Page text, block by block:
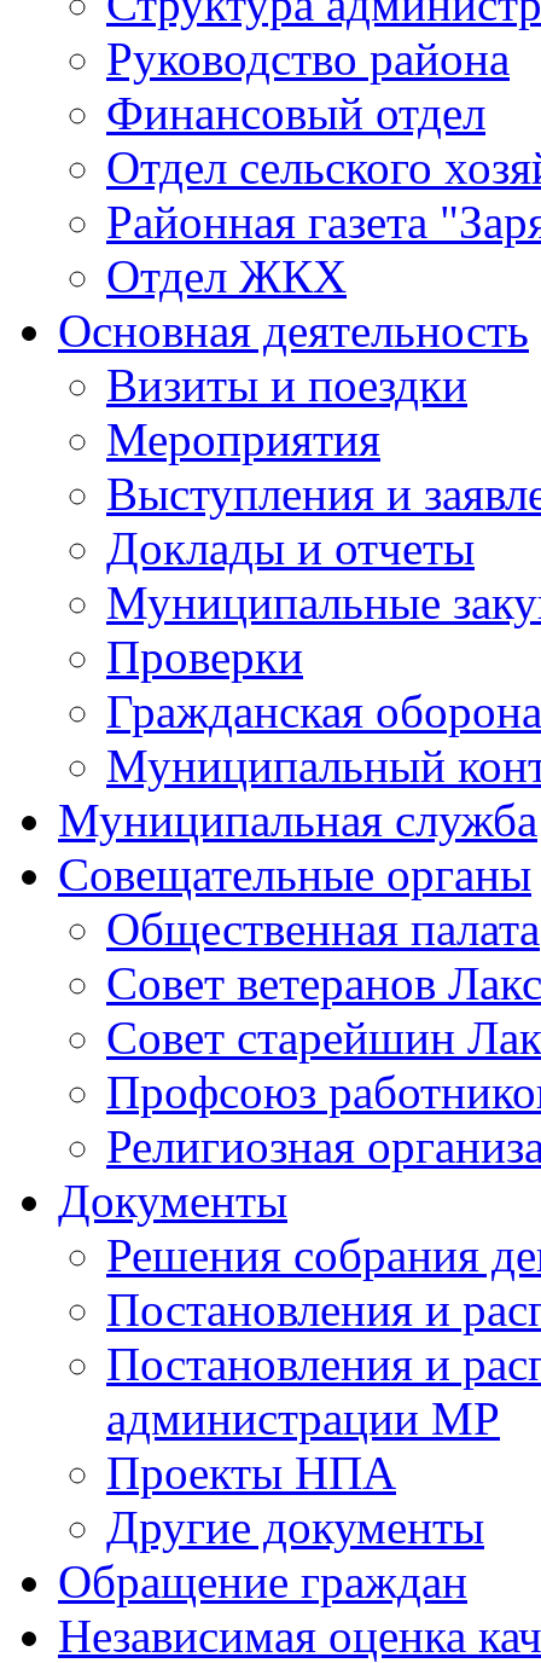
Руководство района
Финансовый отдел
Отдел сельского
Районная газета
Отдел ЖКХ
Основная деятельность
Визиты и поездки
Мероприятия
Выступления и
Доклады и отчеты
Муниципальные
Проверки
Гражданская
Муниципальный
Муниципальная служба
Совещательные органы
Общественная палата
Совет ветеранов
Совет старейшин
Профсоюз
Религиозная
Документы
Решения собрания
Постановления и
Постановления и
администрации МР
Проекты НПА
Другие документы
Обращение граждан
Независимая оценка